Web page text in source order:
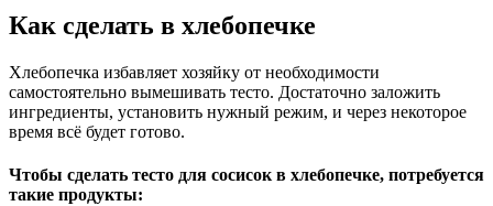
Как сделать в хлебопечке
Хлебопечка избавляет хозяйку от необходимости
самостоятельно вымешивать тесто. Достаточно заложить
ингредиенты, установить нужный режим, и через некоторое
время всё будет готово.
Чтобы сделать тесто для сосисок в хлебопечке, потребуется
такие продукты: